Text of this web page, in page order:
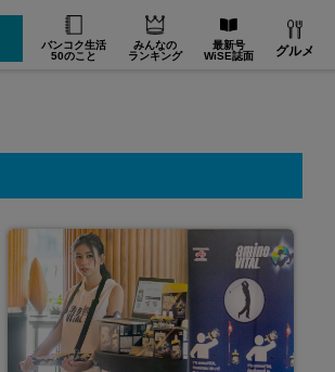
バンコク生活
50のこと
みんなの
ランキング
最新号
WiSE誌面
グルメ